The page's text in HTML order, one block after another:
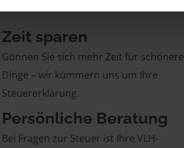
Zeit sparen
Gönnen Sie sich mehr Zeit für schönere
Dinge – wir kümmern uns um Ihre
Steuererklärung.
Persönliche Beratung
Bei Fragen zur Steuer ist Ihre VLH-